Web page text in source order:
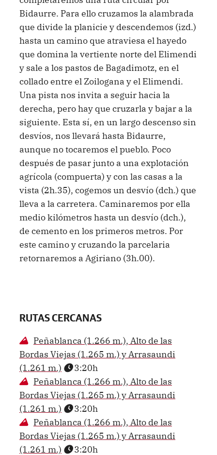
Bidaurre. Para ello cruzamos la alambrada
que divide la planicie y descendemos (izd.)
hasta un camino que atraviesa el hayedo
que domina la vertiente norte del Elimendi
y sale a los pastos de Bagadimotz, en el
collado entre el Zoilogana y el Elimendi.
Una pista nos invita a seguir hacia la
derecha, pero hay que cruzarla y bajar a la
siguiente. Esta sí, en un largo descenso sin
desvíos, nos llevará hasta Bidaurre,
aunque no tocaremos el pueblo. Poco
después de pasar junto a una explotación
agrícola (compuerta) y con las casas a la
vista (2h.35), cogemos un desvío (dch.) que
lleva a la carretera. Caminaremos por ella
medio kilómetros hasta un desvío (dch.),
de cemento en los primeros metros. Por
este camino y cruzando la parcelaria
retornaremos a Agiriano (3h.00).
RUTAS CERCANAS
Peñablanca (1.266 m.), Alto de las
Bordas Viejas (1.265 m.) y Arrasaundi
(1.261 m.)
3:20h
Peñablanca (1.266 m.), Alto de las
Bordas Viejas (1.265 m.) y Arrasaundi
(1.261 m.)
3:20h
Peñablanca (1.266 m.), Alto de las
Bordas Viejas (1.265 m.) y Arrasaundi
(1.261 m.)
3:20h